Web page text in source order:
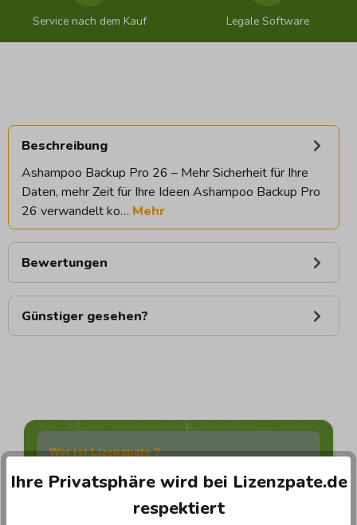
Service nach dem Kauf Legale Software
Beschreibung
Ashampoo Backup Pro 26 – Mehr Sicherheit für Ihre
Daten, mehr Zeit für Ihre Ideen Ashampoo Backup Pro
26 verwandelt ko… Mehr
Bewertungen
Günstiger gesehen?
Wer ist Lizenzpate ?
Wir sind nicht nur ein Online-Shop – wir sind
Ihre Experten für Softwarelösungen.
Ihre Privatsphäre wird bei Lizenzpate.de
respektiert